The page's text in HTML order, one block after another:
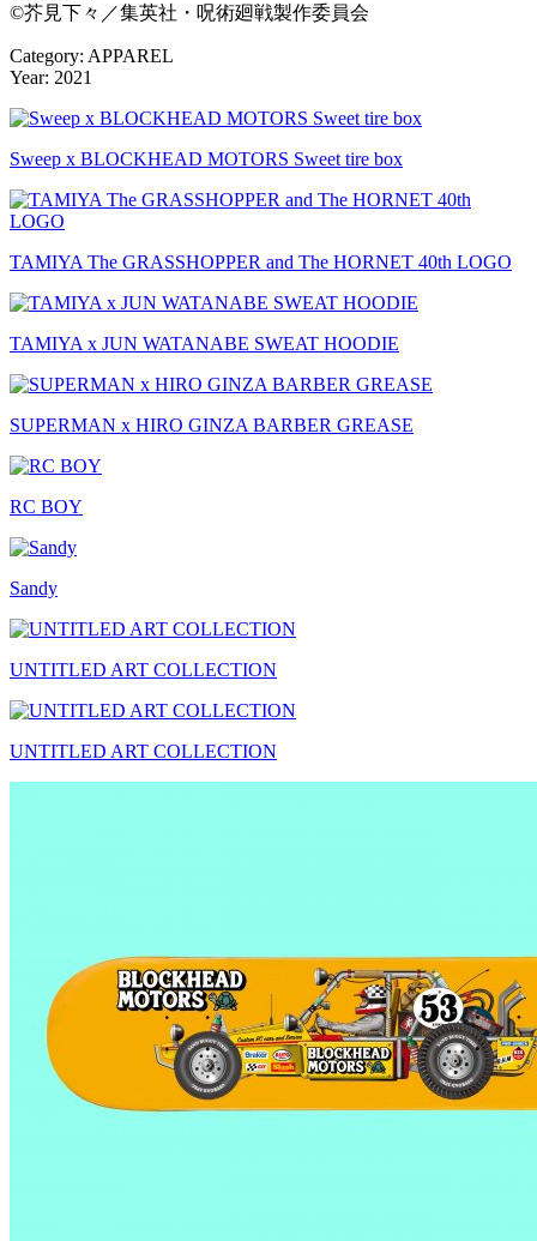
©芥見下々／集英社・呪術廻戦製作委員会
Category: APPAREL
Year: 2021
Sweep x BLOCKHEAD MOTORS Sweet tire box
TAMIYA The GRASSHOPPER and The HORNET 40th LOGO
TAMIYA x JUN WATANABE SWEAT HOODIE
SUPERMAN x HIRO GINZA BARBER GREASE
RC BOY
Sandy
UNTITLED ART COLLECTION
UNTITLED ART COLLECTION